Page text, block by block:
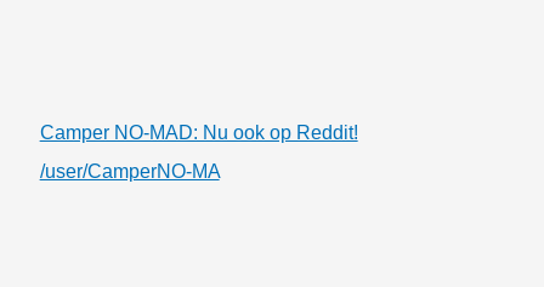
Camper NO-MAD: Nu ook op Reddit!
/user/CamperNO-MA